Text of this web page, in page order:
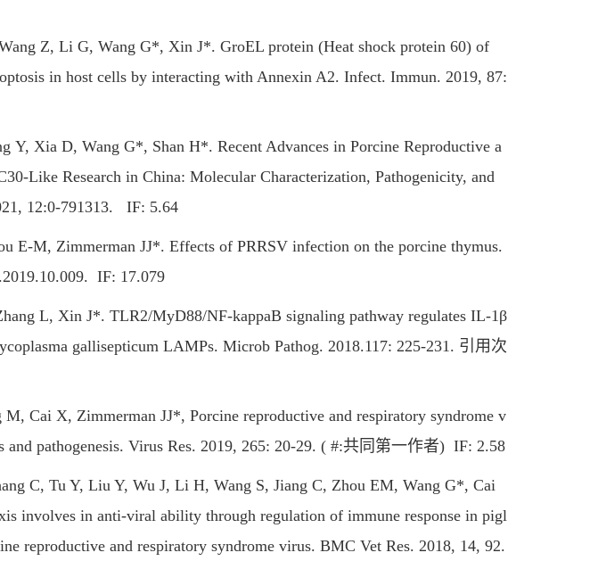
Z, Li G, Wang G*, Xin J*. GroEL protein (Heat shock protein 60) of
in host cells by interacting with Annexin A2. Infect. Immun. 2019, 87:
Xia D, Wang G*, Shan H*. Recent Advances in Porcine Reproductive a
Like Research in China: Molecular Characterization, Pathogenicity, and
12:0-791313. IF: 5.64
M, Zimmerman JJ*. Effects of PRRSV infection on the porcine thymus.
IF: 17.079
L, Xin J*. TLR2/MyD88/NF-kappaB signaling pathway regulates IL-1β
gallisepticum LAMPs. Microb Pathog. 2018.117: 225-231. 引用次
Cai X, Zimmerman JJ*, Porcine reproductive and respiratory syndrome v
and pathogenesis. Virus Res. 2019, 265: 20-29. ( #:共同第一作者) IF: 2.58
C, Tu Y, Liu Y, Wu J, Li H, Wang S, Jiang C, Zhou EM, Wang G*, Cai
involves in anti-viral ability through regulation of immune response in pigl
reproductive and respiratory syndrome virus. BMC Vet Res. 2018, 14, 92.